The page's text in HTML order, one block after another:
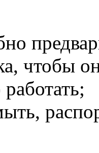
чтобы